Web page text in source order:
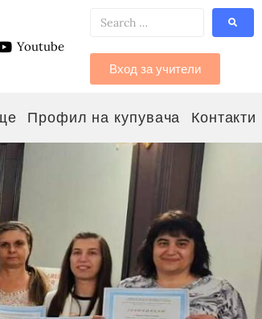
Youtube
Вход за учители
Профил на купувача Контакти